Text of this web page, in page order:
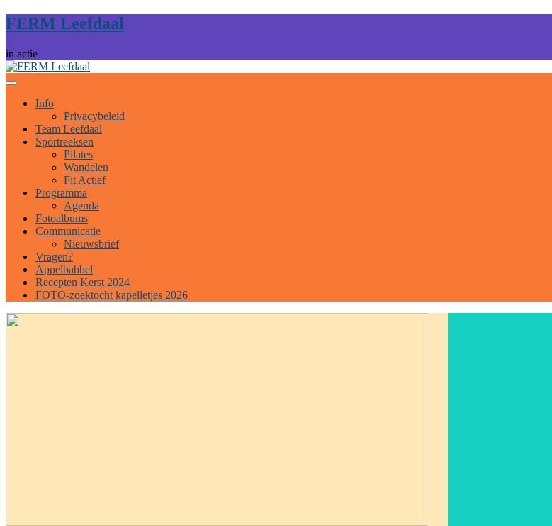
FERM Leefdaal
in actie
Info
Privacybeleid
Team Leefdaal
Sportreeksen
Pilates
Wandelen
Fit Actief
Programma
Agenda
Fotoalbums
Communicatie
Nieuwsbrief
Vragen?
Appelbabbel
Recepten Kerst 2024
FOTO-zoektocht kapelletjes 2026